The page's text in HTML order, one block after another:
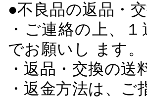
●不良品の返品・
・ご連絡の上、
でお願いし ます。
・返品・交換の
・返金方法は、